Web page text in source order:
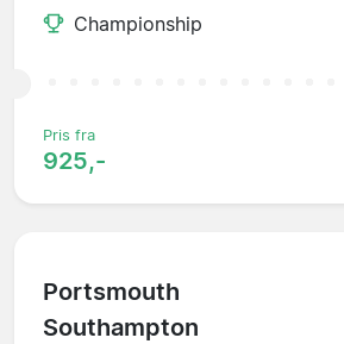
Championship
Pris fra
925,-
Portsmouth
Southampton